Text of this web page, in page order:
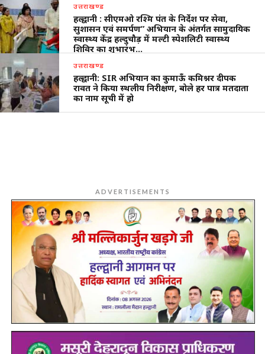
उत्तराखण्ड
हल्द्वानी : सीएमओ रश्मि पंत के निर्देश पर सेवा,
सुशासन एवं समर्पण” अभियान के अंतर्गत सामुदायिक
स्वास्थ्य केंद्र हल्दुचौड़ में मल्टी स्पेशलिटी स्वास्थ्य
शिविर का शुभारंभ…
उत्तराखण्ड
हल्द्वानी: SIR अभियान का कुमाऊँ कमिश्नर दीपक
रावत ने किया स्थलीय निरीक्षण, बोले हर पात्र मतदाता
का नाम सूची में हो
ADVERTISEMENTS